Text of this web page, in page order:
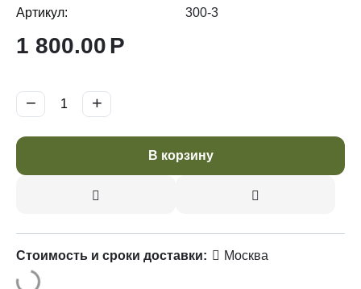
Артикул:
300-3
1 800.00Р
+
−
В корзину
Стоимость и сроки доставки: Москва